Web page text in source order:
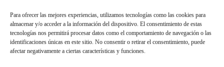
Para ofrecer las mejores experiencias, utilizamos tecnologías como las cookies para
almacenar y/o acceder a la información del dispositivo. El consentimiento de estas
tecnologías nos permitirá procesar datos como el comportamiento de navegación o las
identificaciones únicas en este sitio. No consentir o retirar el consentimiento, puede
afectar negativamente a ciertas características y funciones.